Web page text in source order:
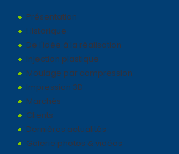
Présentation
Historique
De l'idée à la réalisation
Injection plastique
Moulage par compression
Impression 3D
Marchés
Clients
Dernières actualités
Galerie photos & vidéos